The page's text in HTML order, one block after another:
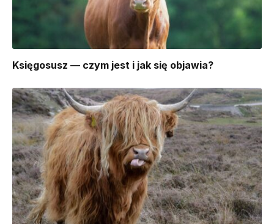
Księgosusz — czym jest i jak się objawia?